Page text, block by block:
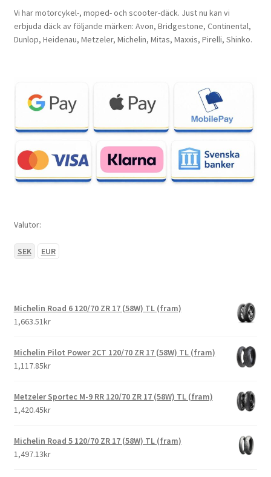
Vi har motorcykel-, moped- och scooter-däck. Just nu kan vi
erbjuda däck av följande märken: Avon, Bridgestone, Continental,
Dunlop, Heidenau, Metzeler, Michelin, Mitas, Maxxis, Pirelli, Shinko.
Valutor:
SEK EUR
Michelin Road 6 120/70 ZR 17 (58W) TL (fram)
1,663.51kr
Michelin Pilot Power 2CT 120/70 ZR 17 (58W) TL (fram)
1,117.85kr
Metzeler Sportec M-9 RR 120/70 ZR 17 (58W) TL (fram)
1,420.45kr
Michelin Road 5 120/70 ZR 17 (58W) TL (fram)
1,497.13kr